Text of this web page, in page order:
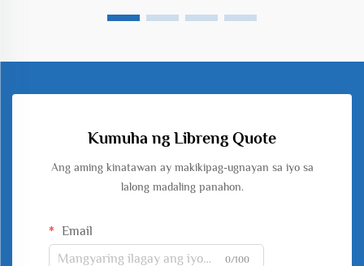
Kumuha ng Libreng Quote
Ang aming kinatawan ay makikipag-ugnayan sa iyo sa
lalong madaling panahon.
Email
0/100